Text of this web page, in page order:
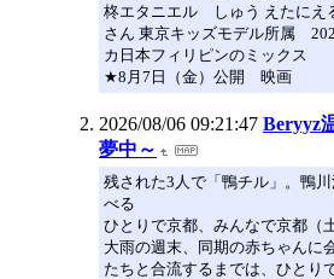
柊エタニエル しゅう えたに
さん 東京キッズモデル所属
カ日本フィリピンのミックス
★8月7日（金）公開 映画
2026/08/06 09:21:47 Beryyz
夢中～
残された3人で「鴨チル」。鴨
べる
ひとりで京都、みんなで京都（
大雨の週末、同期の赤ちゃんに
たちと合流するまでは、ひとり